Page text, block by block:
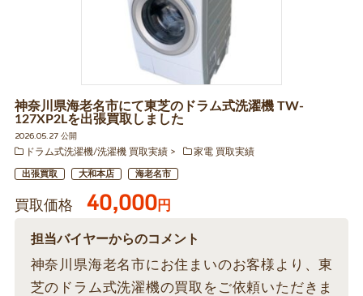
神奈川県海老名市にて東芝のドラム式洗濯機 TW-
127XP2Lを出張買取しました
2026.05.27 公開
ドラム式洗濯機/洗濯機 買取実績
家電 買取実績
出張買取 大和本店 海老名市
買取価格 40,000円
担当バイヤーからのコメント
神奈川県海老名市にお住まいのお客様より、東
芝のドラム式洗濯機の買取をご依頼いただきま